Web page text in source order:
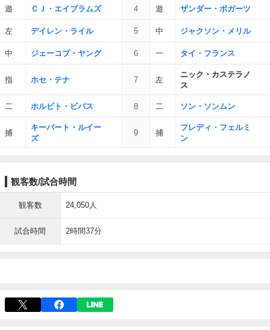
遊 ＣＪ・エイブラムズ 4 遊 ザンダー・ボガーツ
左 デイレン・ライル 5 中 ジャクソン・メリル
中 ジェーコブ・ヤング 6 一 タイ・フランス
指 ホセ・テナ 7 左
ニック・カステラノ
ス
二 ホルビト・ビバス 8 二 ソン・ソンムン
捕
キーバート・ルイー
ズ
9 捕
フレディ・フェルミ
ン
観客数/試合時間
観客数 24,050人
試合時間 2時間37分